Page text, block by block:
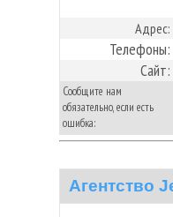
Адрес:
Телефоны:
Сайт:
Сообщите нам
обязательно, если есть
ошибка:
Агентство